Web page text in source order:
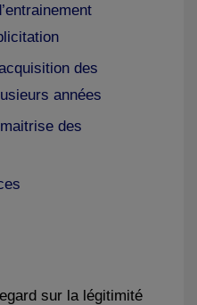
des
années
des
sur la légitimité